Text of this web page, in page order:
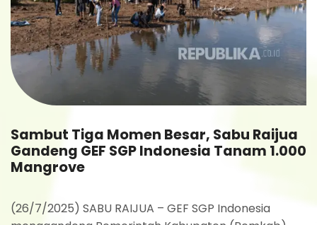
Sambut Tiga Momen Besar, Sabu Raijua
Gandeng GEF SGP Indonesia Tanam 1.000
Mangrove
(26/7/2025) SABU RAIJUA – GEF SGP Indonesia